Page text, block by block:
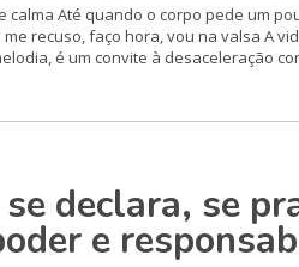
Até quando o corpo pede um
recuso, faço hora, vou na valsa A
é um convite à desaceleração
declara, se
e